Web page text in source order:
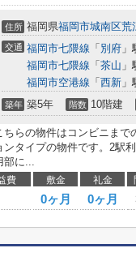
住所 福岡県福岡市城南区荒
交通 福岡市七隈線 「 別府
福岡市七隈線 「 茶山
福岡市空港線 「 西新
築年 築5年 階数 10階建
ちらの物件はコンビニまで
ンタイプの物件です。2駅
部に...
費 敷金 礼金
0ヶ月 0ヶ月